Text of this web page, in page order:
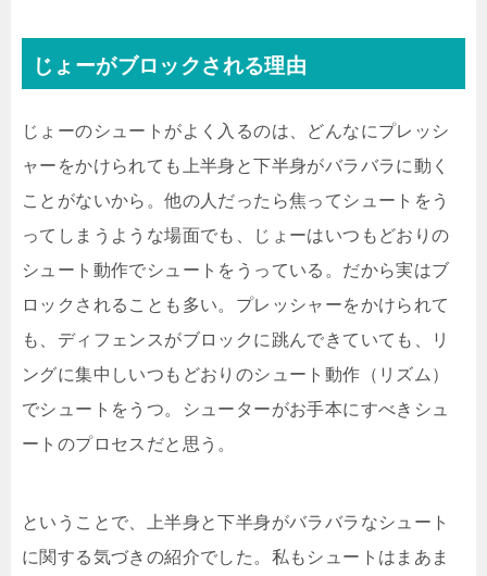
じょーがブロックされる理由
じょーのシュートがよく入るのは、どんなにプレッシ
ャーをかけられても上半身と下半身がバラバラに動く
ことがないから。他の人だったら焦ってシュートをう
ってしまうような場面でも、じょーはいつもどおりの
シュート動作でシュートをうっている。だから実はブ
ロックされることも多い。プレッシャーをかけられて
も、ディフェンスがブロックに跳んできていても、リ
ングに集中しいつもどおりのシュート動作（リズム）
でシュートをうつ。シューターがお手本にすべきシュ
ートのプロセスだと思う。
ということで、上半身と下半身がバラバラなシュート
に関する気づきの紹介でした。私もシュートはまあま